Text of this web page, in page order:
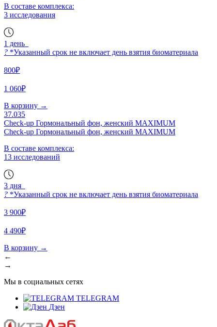
В составе комплекса:
3 исследования
1 день
? *Указанный срок не включает день взятия биоматериала
800₽
1 060₽
В корзину →
37.035
Check-up Гормональный фон, женский MAXIMUM
Check-up Гормональный фон, женский MAXIMUM
В составе комплекса:
13 исследований
3 дня
? *Указанный срок не включает день взятия биоматериала
3 900₽
4 490₽
В корзину →
←
→
Мы в социальных сетях
TELEGRAM
Дзен